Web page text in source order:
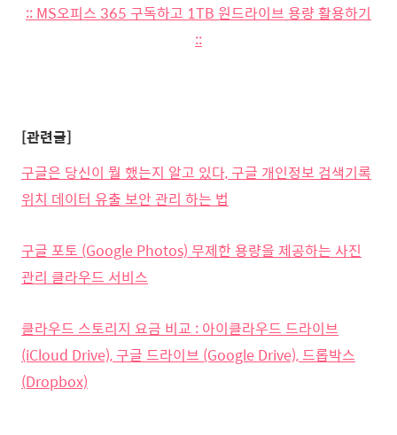
:: MS오피스 365 구독하고 1TB 원드라이브 용량 활용하기
::
[관련글]
구글은 당신이 뭘 했는지 알고 있다, 구글 개인정보 검색기록
위치 데이터 유출 보안 관리 하는 법
구글 포토 (Google Photos) 무제한 용량을 제공하는 사진
관리 클라우드 서비스
클라우드 스토리지 요금 비교 : 아이클라우드 드라이브
(iCloud Drive), 구글 드라이브 (Google Drive), 드롭박스
(Dropbox)